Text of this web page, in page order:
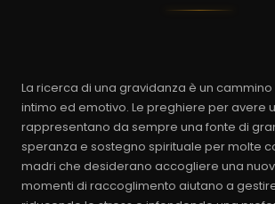
La ricerca di una gravidanza è un
intimo ed emotivo. Le preghiere per avere
rappresentano da sempre una fonte di
speranza e sostegno spirituale per molte
madri che desiderano accogliere una
momenti di raccoglimento aiutano a